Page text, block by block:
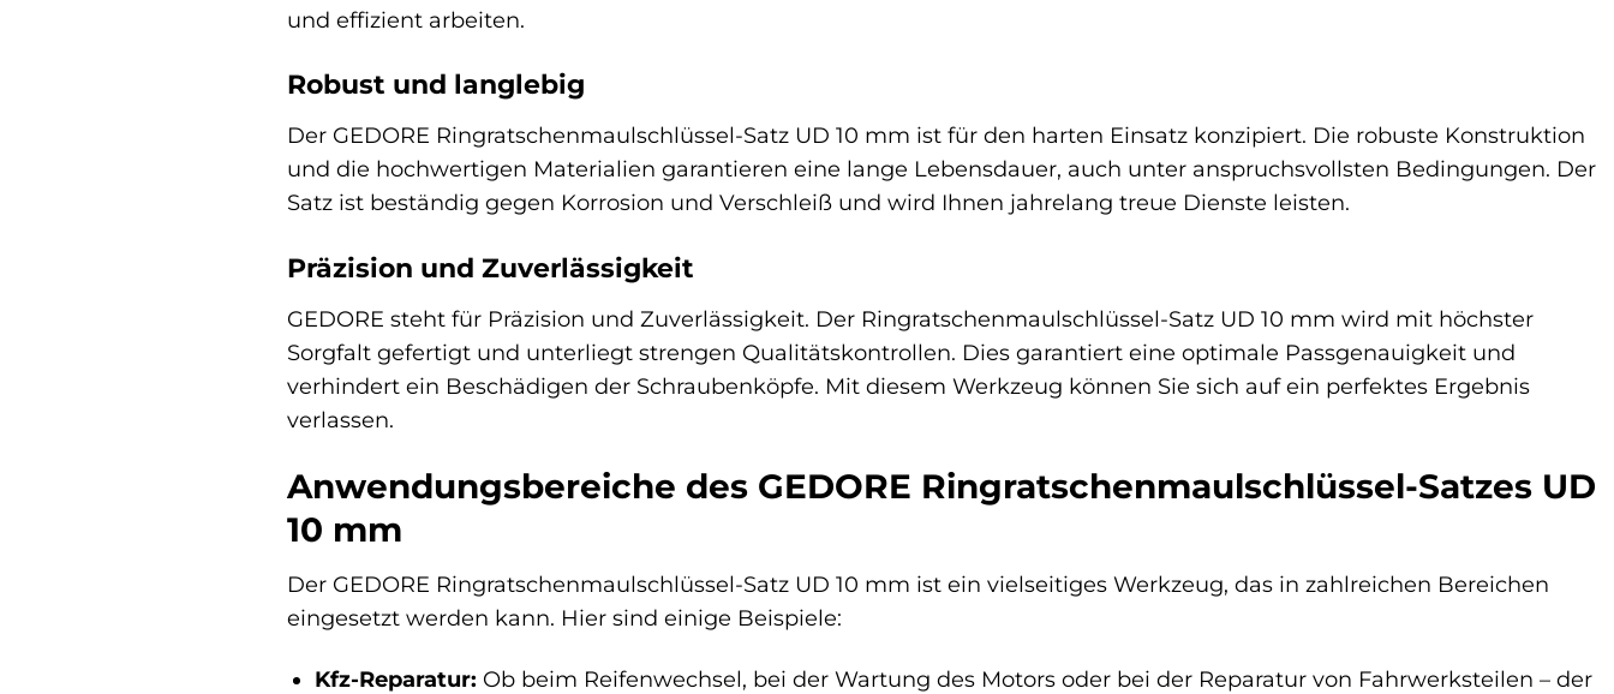
und effizient arbeiten.
Robust und langlebig
Der GEDORE Ringratschenmaulschlüssel-Satz UD 10 mm ist für den harten Einsatz konzipiert. Die robuste Konstruktion
und die hochwertigen Materialien garantieren eine lange Lebensdauer, auch unter anspruchsvollsten Bedingungen. Der
Satz ist beständig gegen Korrosion und Verschleiß und wird Ihnen jahrelang treue Dienste leisten.
Präzision und Zuverlässigkeit
GEDORE steht für Präzision und Zuverlässigkeit. Der Ringratschenmaulschlüssel-Satz UD 10 mm wird mit höchster
Sorgfalt gefertigt und unterliegt strengen Qualitätskontrollen. Dies garantiert eine optimale Passgenauigkeit und
verhindert ein Beschädigen der Schraubenköpfe. Mit diesem Werkzeug können Sie sich auf ein perfektes Ergebnis
verlassen.
Anwendungsbereiche des GEDORE Ringratschenmaulschlüssel-Satzes UD
10 mm
Der GEDORE Ringratschenmaulschlüssel-Satz UD 10 mm ist ein vielseitiges Werkzeug, das in zahlreichen Bereichen
eingesetzt werden kann. Hier sind einige Beispiele:
Kfz-Reparatur: Ob beim Reifenwechsel, bei der Wartung des Motors oder bei der Reparatur von Fahrwerksteilen – der